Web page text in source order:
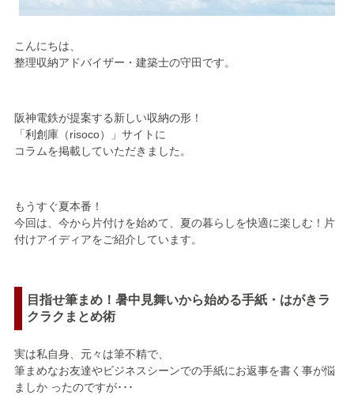
こんにちは、
整理収納アドバイザー・建築士の守田です。
阪神電鉄が提案する新しい収納の形！
「利創庫（risoco）」サイトに
コラムを掲載していただきました。
もうすぐ夏本番！
今回は、今から片付けを始めて、夏の暮らしを快適に楽しむ！片
付けアイディアをご紹介しています。
目指せ筆まめ！暑中見舞いから始める手紙・はがきラ
クラクまとめ術
実は私自身、元々は筆不精で、
筆まめなお友達やビジネスシーンでの手紙にお返事を書く事が悩
ましか ったのですが･･･